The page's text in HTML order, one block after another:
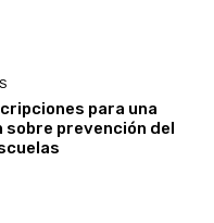
para una
prevención del